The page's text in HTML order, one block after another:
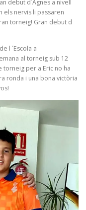
debut d´Agnes a nivell
els nervis li passaren
torneig! Gran debut d
l ´Escola a
al torneig sub 12
per a Eric no ha
ronda i una bona victòria